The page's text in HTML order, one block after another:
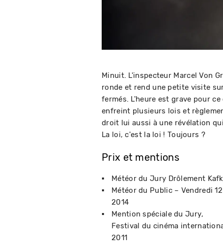
Minuit. L'inspecteur Marcel Von
ronde et rend une petite visite
fermés. L'heure est grave pour
enfreint plusieurs lois et
droit lui aussi à une révélation
La loi, c'est la loi ! Toujours ?
Prix et mentions
Météor du Jury Drôlement
Météor du Public – Vendredi
2014
Mention spéciale du Jury
Festival du cinéma
2011